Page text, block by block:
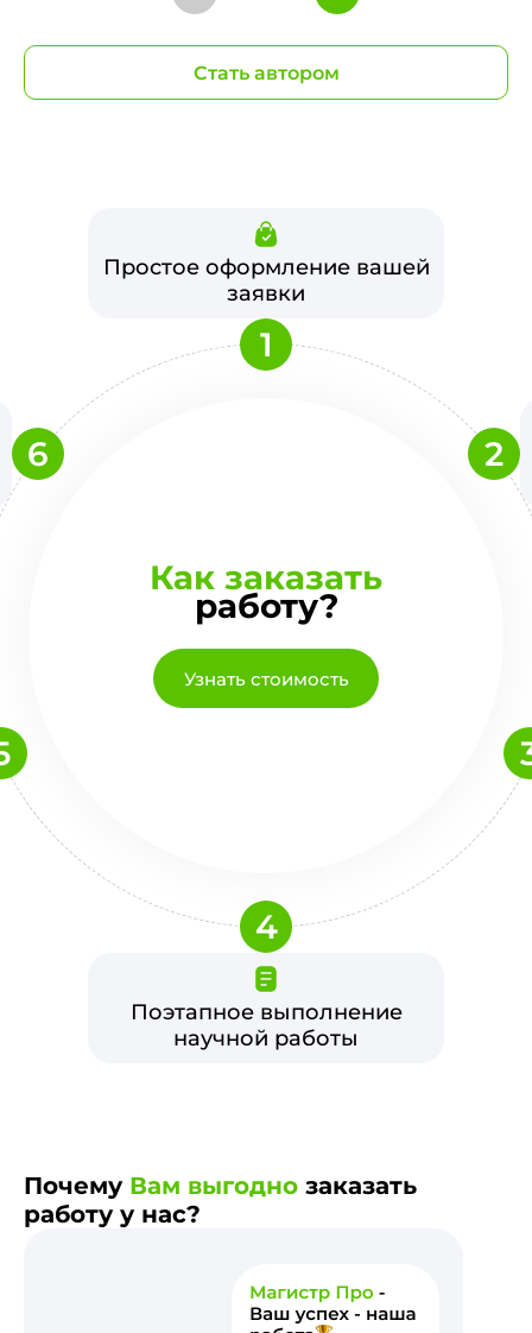
Стать автором
Как заказать
работу?
Узнать стоимость
Простое оформление вашей
заявки
1
2
Поэтапное выполнение
научной работы
4
6
Почему Вам выгодно заказать
работу у нас?